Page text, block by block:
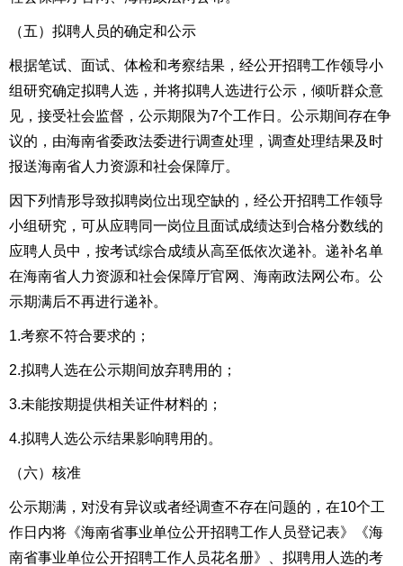
（五） 拟聘人员的确定和公示
根据笔试、面试、体检和考察结果，经公开招聘工作领导小
组研究确定拟聘人选，并将拟聘人选进行公示，倾听群众意
见，接受社会监督，公示期限为7个工作日 。公示期间存在争
议的，由海南省委政法委进行调查处理，调查处理结果及时
报送海南省人力资源和社会保障厅。
因下列情形导致拟聘岗位出现空缺的，经公开招聘工作领导
小组研究，可从应聘同一岗位且面试成绩达到合格分数线的
应聘人员中，按考试综合成绩从高至低依次递补。 递补名单
在海南省人力资源和社会保障厅官网、 海南政法网公布。 公
示期满后不再进行递补。
1.考察不符合要求的；
2.拟聘人选在公示期间放弃聘用的；
3.未能按期提供相关证件材料的；
4.拟聘人选公示结果影响聘用的。
（六）核准
公示期满，对没有异议或者经调查不存在问题的， 在10个工
作日内将 《海南省事业单位公开招聘工作人员登记表》《海
南省事业单位公开招聘工作人员花名册》、拟聘用人选的考